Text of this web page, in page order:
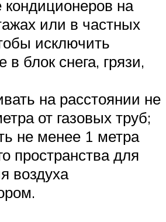
кондиционеров на
или в частных
исключить
в блок снега, грязи,
на расстоянии не
от газовых труб;
не менее 1 метра
пространства для
воздуха